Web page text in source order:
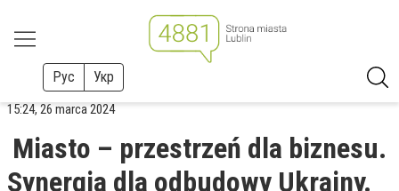
Рус Укр
15:24, 26 marca 2024
Miasto – przestrzeń dla biznesu.
Synergia dla odbudowy Ukrainy.